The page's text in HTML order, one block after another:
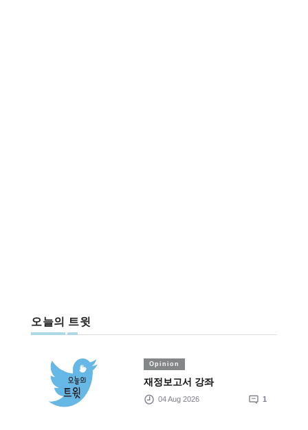
오늘의 트윗
Opinion
재정보고서 강좌
04 Aug 2026 1